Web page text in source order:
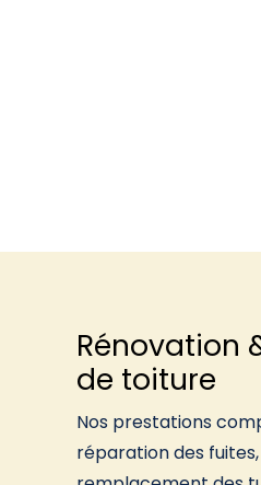
Rénovation
de toiture
Nos prestations
réparation des